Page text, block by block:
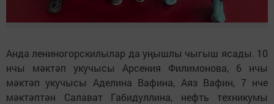
Анда лениногорскилылар да уңышлы чыгыш ясады. 10
нчы мәктәп укучысы Арсения Филимонова, 6 нчы
мәктәп укучысы Аделина Вафина, Аяз Вафин, 7 нче
мәктәптән Салават Габидуллина, нефть техникумы